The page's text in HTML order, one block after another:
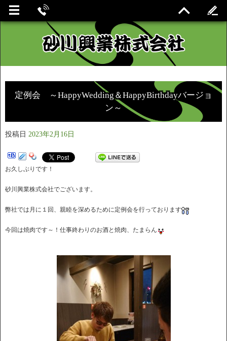
定例会 ～HappyWedding＆HappyBirthdayバージョ
ン～
投稿日 2023年2月16日
お久しぶりです！
砂川興業株式会社でございます。
弊社では月に１回、親睦を深めるために定例会を行っております
今回は焼肉です～！仕事終わりのお酒と焼肉、たまらん